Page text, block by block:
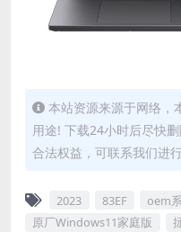
本站资源来源于网络，
用途! 下载24小时后尽快
合法权益，可联系我们进行
2023 83EF oem
原厂Windows11家庭版